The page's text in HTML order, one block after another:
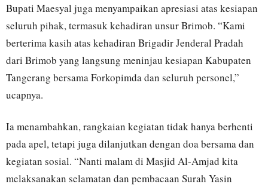
Bupati Maesyal juga menyampaikan apresiasi atas kesiapan
seluruh pihak, termasuk kehadiran unsur Brimob. “Kami
berterima kasih atas kehadiran Brigadir Jenderal Pradah
dari Brimob yang langsung meninjau kesiapan Kabupaten
Tangerang bersama Forkopimda dan seluruh personel,”
ucapnya.
Ia menambahkan, rangkaian kegiatan tidak hanya berhenti
pada apel, tetapi juga dilanjutkan dengan doa bersama dan
kegiatan sosial. “Nanti malam di Masjid Al-Amjad kita
melaksanakan selamatan dan pembacaan Surah Yasin